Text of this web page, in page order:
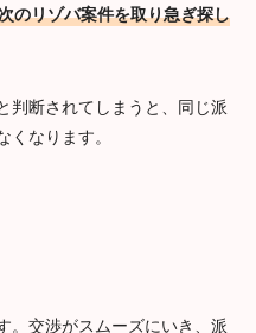
のリゾバ案件を取り急ぎ探し
判断されてしまうと、同じ派
なります。
。交渉がスムーズにいき、派